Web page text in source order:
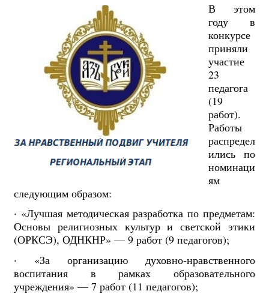
В этом
году в
конкурсе
приняли
участие
23
педагога
(19
работ).
Работы
распредел
ились по
номинаци
ям
следующим образом:
· «Лучшая методическая разработка по предметам:
Основы религиозных культур и светской этики
(ОРКСЭ), ОДНКНР» — 9 работ (9 педагогов);
· «За организацию духовно-нравственного
воспитания в рамках образовательного
учреждения» — 7 работ (11 педагогов);